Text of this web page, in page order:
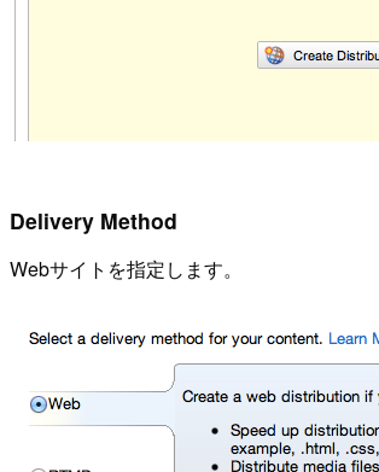
Delivery Method
Webサイトを指定します。